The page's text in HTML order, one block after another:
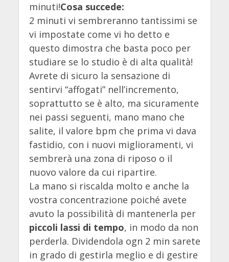
minuti!Cosa succede:
2 minuti vi sembreranno tantissimi se
vi impostate come vi ho detto e
questo dimostra che basta poco per
studiare se lo studio è di alta qualità!
Avrete di sicuro la sensazione di
sentirvi “affogati” nell’incremento,
soprattutto se è alto, ma sicuramente
nei passi seguenti, mano mano che
salite, il valore bpm che prima vi dava
fastidio, con i nuovi miglioramenti, vi
sembrerà una zona di riposo o il
nuovo valore da cui ripartire.
La mano si riscalda molto e anche la
vostra concentrazione poiché avete
avuto la possibilità di mantenerla per
piccoli lassi di tempo, in modo da non
perderla. Dividendola ogn 2 min sarete
in grado di gestirla meglio e di gestire